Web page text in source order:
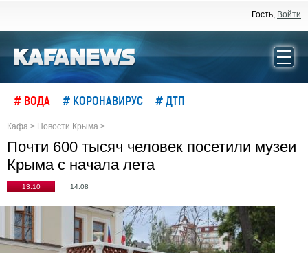
Гость, Войти
# ВОДА # КОРОНАВИРУС # ДТП
Кафа > Новости Крыма >
Почти 600 тысяч человек посетили музеи
Крыма с начала лета
13:10 14.08